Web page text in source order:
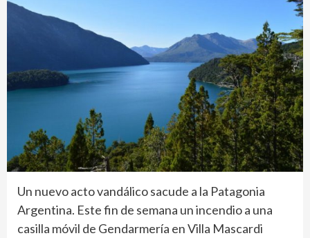
Un nuevo acto vandálico sacude a la Patagonia
Argentina. Este fin de semana un incendio a una
casilla móvil de Gendarmería en Villa Mascardi